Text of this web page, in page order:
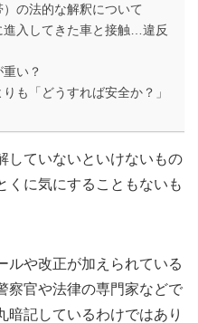
の法的な解釈について
進入してきた車と接触…違反
い？
も「どうすれば安全か？」
していないといけないもの
くに気にすることもないも
ルや改正が加えられている
察官や法律の専門家などで
暗記しているわけではあり